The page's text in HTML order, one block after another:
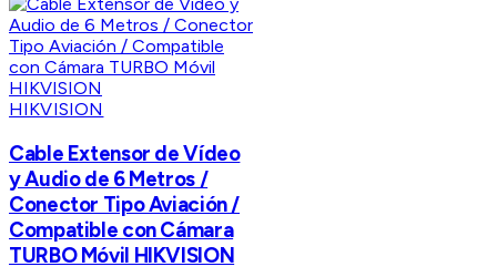
HIKVISION
Cable Extensor de Vídeo
y Audio de 6 Metros /
Conector Tipo Aviación /
Compatible con Cámara
TURBO Móvil HIKVISION